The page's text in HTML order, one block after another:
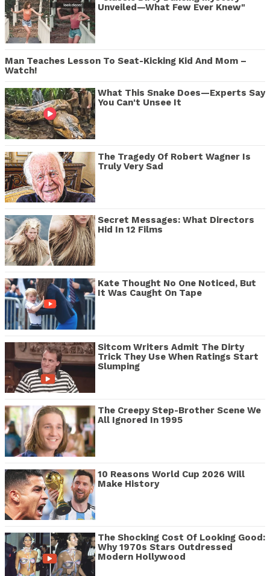
Unveiled—What Few Ever Knew"
Man Teaches Lesson To Seat-Kicking Kid And Mom –
Watch!
What This Snake Does—Experts Say
You Can't Unsee It
The Tragedy Of Robert Wagner Is
Truly Very Sad
Secret Messages: What Directors
Hid In 12 Films
Kate Thought No One Noticed, But
It Was Caught On Tape
Sitcom Writers Admit The Dirty
Trick They Use When Ratings Start
Slumping
The Creepy Step-Brother Scene We
All Ignored In 1995
10 Reasons World Cup 2026 Will
Make History
The Shocking Cost Of Looking Good:
Why 1970s Stars Outdressed
Modern Hollywood